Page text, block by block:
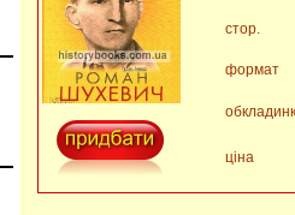
стор.
формат
ціна